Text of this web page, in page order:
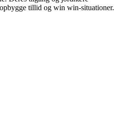
tillid og win win-situationer.